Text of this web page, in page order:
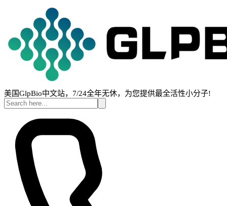
美国GlpBio中文站，7/24全年无休，为您提供最全活性小分子!